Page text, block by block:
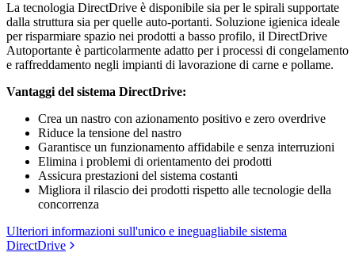
La tecnologia DirectDrive è disponibile sia per le spirali supportate
dalla struttura sia per quelle auto-portanti. Soluzione igienica ideale
per risparmiare spazio nei prodotti a basso profilo, il DirectDrive
Autoportante è particolarmente adatto per i processi di congelamento
e raffreddamento negli impianti di lavorazione di carne e pollame.
Vantaggi del sistema DirectDrive:
Crea un nastro con azionamento positivo e zero overdrive
Riduce la tensione del nastro
Garantisce un funzionamento affidabile e senza interruzioni
Elimina i problemi di orientamento dei prodotti
Assicura prestazioni del sistema costanti
Migliora il rilascio dei prodotti rispetto alle tecnologie della
concorrenza
Ulteriori informazioni sull'unico e ineguagliabile sistema
DirectDrive